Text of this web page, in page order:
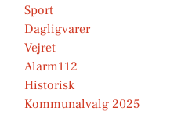
Sport
Dagligvarer
Vejret
Alarm112
Historisk
Kommunalvalg 2025